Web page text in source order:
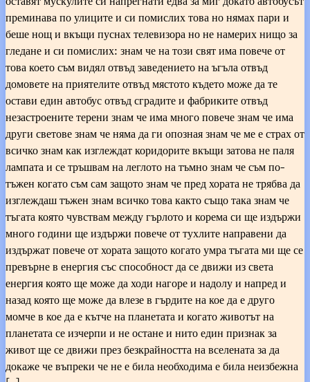
преминава по улиците и си помислих това но нямах пари и
беше нощ и вкъщи пуснах телевизора но не намерих нищо за
гледане и си помислих: знам че на този свят има повече от
това което съм видял отвъд заведението на ъгъла отвъд
домовете на приятелите отвъд мястото където може да те
остави един автобус отвъд сградите и фабриките отвъд
незастроените терени знам че има много повече знам че има
други светове знам че няма да ги опозная знам че ме е страх от
всичко знам как изглеждат коридорите вкъщи затова не паля
лампата и се тръшвам на леглото на тъмно знам че съм по-
тъжен когато съм сам защото знам че пред хората не трябва да
изглеждаш тъжен знам всичко това както също така знам че
тъгата която чувствам между гърлото и корема си ще издържи
много години ще издържи повече от тухлите направени да
издържат повече от хората защото когато умра тъгата ми ще се
превърне в енергия със способност да се движи из света
енергия която ще може да ходи нагоре и надолу и напред и
назад която ще може да влезе в гърдите на кое да е друго
момче в кое да е кътче на планетата и когато животът на
планетата се изчерпи и не остане и нито един признак за
живот ще се движи през безкрайността на вселената за да
докаже че въпреки че не е била необходима е била неизбежна